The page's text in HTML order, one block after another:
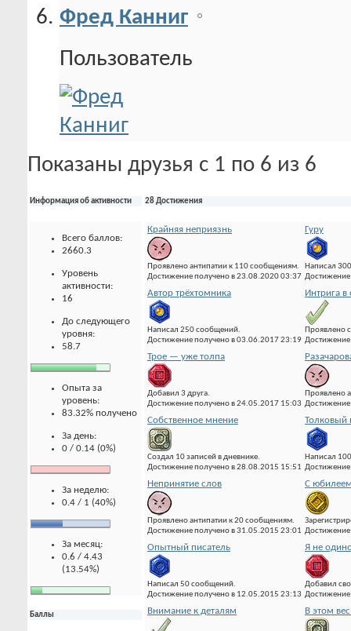
Фред Канниг
Пользователь
Показаны друзья с 1 по 6 из 6
Информация об активности
Всего баллов:
2660.3
Уровень
активности:
16
До следующего
уровня:
58.7
Опыта за
уровень:
83.32% получено
За день:
0 / 0.14 (0%)
За неделю:
0.4 / 1 (40%)
За месяц:
0.6 / 4.43
(13.54%)
Баллы
28 Достижения
Крайняя неприязнь
Проявлено антипатии к 110 сообщениям.
Достижение получено в 23.08.2020 03:37
Гуру
Написал
Автор трёхтомника
Написал 250 сообщений.
Достижение получено в 03.06.2017 23:19
Интрига в
Проявлено
Трое — уже толпа
Добавил 3 друга.
Достижение получено в 24.05.2017 15:03
Проявлено
Собственное мнение
Создал 10 записей в дневнике.
Достижение получено в 28.08.2015 15:51
Толковый
Написал
Непринятие слов
Проявлено антипатии к 20 сообщениям.
Достижение получено в 31.05.2015 23:01
С
Опытный писатель
Написал 50 сообщений.
Достижение получено в 12.05.2015 23:13
Я не
Добавил
Внимание к деталям В этом